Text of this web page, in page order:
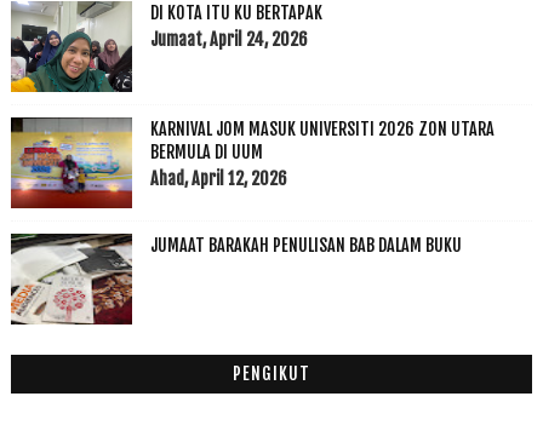
►2019 (118)
►2018(195)
►2017(199)
►2016(174)
►2015(199)
►2014(47)
►2013(53)
►2012(100)
►2011(63)
DI KOTA ITU KU BERTAPAK
Jumaat, April 24, 2026
KARNIVAL JOM MASUK UNIVERSITI 2026 ZON UTARA
BERMULA DI UUM
Ahad, April 12, 2026
JUMAAT BARAKAH PENULISAN BAB DALAM BUKU
PENGIKUT